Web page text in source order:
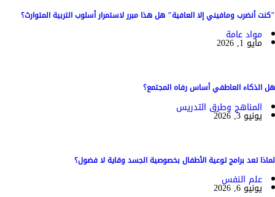
"كنت أنضرب ومافيني إلا العافية" هل هذا مبرر لاستمرار أسلوب التربية المتوارث؟
مواد عامة
مايو 1, 2026
هل الذكاء العاطفي أساس رفاه المجتمع؟
المناهج وطرق التدريس
يونيو 3, 2026
لماذا تعد برامج توعية الأطفال بخصوصية الجسد وقاية لا فضول؟
علم النفس
يونيو 6, 2026